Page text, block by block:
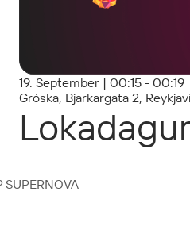
19. September | 00:15 - 00:19
Gróska, Bjarkargata 2,
SUPERNOVA